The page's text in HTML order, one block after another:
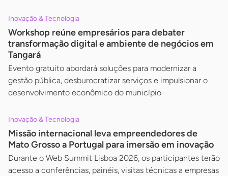
Inovação & Tecnologia
Workshop reúne empresários para debater
transformação digital e ambiente de negócios em
Tangará
Evento gratuito abordará soluções para modernizar a
gestão pública, desburocratizar serviços e impulsionar o
desenvolvimento econômico do município
Inovação & Tecnologia
Missão internacional leva empreendedores de
Mato Grosso a Portugal para imersão em inovação
Durante o Web Summit Lisboa 2026, os participantes terão
acesso a conferências, painéis, visitas técnicas a empresas